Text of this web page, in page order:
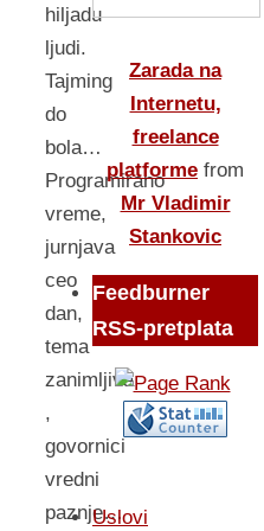
hiljadu
ljudi.
Tajming
do
bola…
Programirano
vreme,
jurnjava
ceo
dan,
tema
zanimljiva
,
govornici
vredni
paznje…
Zarada na
Internetu,
freelance
platforme from
Mr Vladimir
Stankovic
Feedburner
RSS-pretplata
Uslovi